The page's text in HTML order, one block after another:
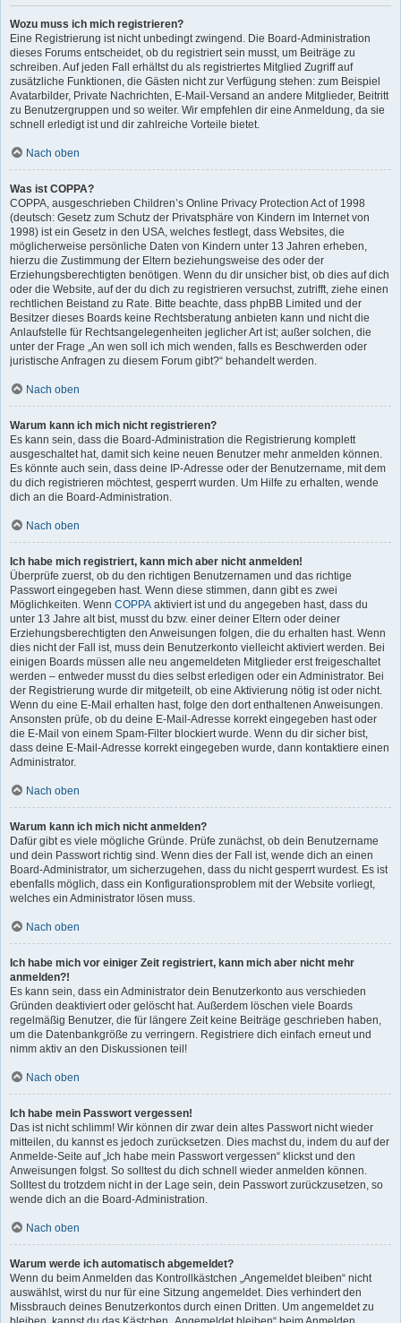
Wozu muss ich mich registrieren?
Eine Registrierung ist nicht unbedingt zwingend. Die Board-Administration
dieses Forums entscheidet, ob du registriert sein musst, um Beiträge zu
schreiben. Auf jeden Fall erhältst du als registriertes Mitglied Zugriff auf
zusätzliche Funktionen, die Gästen nicht zur Verfügung stehen: zum Beispiel
Avatarbilder, Private Nachrichten, E-Mail-Versand an andere Mitglieder, Beitritt
zu Benutzergruppen und so weiter. Wir empfehlen dir eine Anmeldung, da sie
schnell erledigt ist und dir zahlreiche Vorteile bietet.
Nach oben
Was ist COPPA?
COPPA, ausgeschrieben Children’s Online Privacy Protection Act of 1998
(deutsch: Gesetz zum Schutz der Privatsphäre von Kindern im Internet von
1998) ist ein Gesetz in den USA, welches festlegt, dass Websites, die
möglicherweise persönliche Daten von Kindern unter 13 Jahren erheben,
hierzu die Zustimmung der Eltern beziehungsweise des oder der
Erziehungsberechtigten benötigen. Wenn du dir unsicher bist, ob dies auf dich
oder die Website, auf der du dich zu registrieren versuchst, zutrifft, ziehe einen
rechtlichen Beistand zu Rate. Bitte beachte, dass phpBB Limited und der
Besitzer dieses Boards keine Rechtsberatung anbieten kann und nicht die
Anlaufstelle für Rechtsangelegenheiten jeglicher Art ist; außer solchen, die
unter der Frage „An wen soll ich mich wenden, falls es Beschwerden oder
juristische Anfragen zu diesem Forum gibt?“ behandelt werden.
Nach oben
Warum kann ich mich nicht registrieren?
Es kann sein, dass die Board-Administration die Registrierung komplett
ausgeschaltet hat, damit sich keine neuen Benutzer mehr anmelden können.
Es könnte auch sein, dass deine IP-Adresse oder der Benutzername, mit dem
du dich registrieren möchtest, gesperrt wurden. Um Hilfe zu erhalten, wende
dich an die Board-Administration.
Nach oben
Ich habe mich registriert, kann mich aber nicht anmelden!
Überprüfe zuerst, ob du den richtigen Benutzernamen und das richtige
Passwort eingegeben hast. Wenn diese stimmen, dann gibt es zwei
Möglichkeiten. Wenn COPPA aktiviert ist und du angegeben hast, dass du
unter 13 Jahre alt bist, musst du bzw. einer deiner Eltern oder deiner
Erziehungsberechtigten den Anweisungen folgen, die du erhalten hast. Wenn
dies nicht der Fall ist, muss dein Benutzerkonto vielleicht aktiviert werden. Bei
einigen Boards müssen alle neu angemeldeten Mitglieder erst freigeschaltet
werden – entweder musst du dies selbst erledigen oder ein Administrator. Bei
der Registrierung wurde dir mitgeteilt, ob eine Aktivierung nötig ist oder nicht.
Wenn du eine E-Mail erhalten hast, folge den dort enthaltenen Anweisungen.
Ansonsten prüfe, ob du deine E-Mail-Adresse korrekt eingegeben hast oder
die E-Mail von einem Spam-Filter blockiert wurde. Wenn du dir sicher bist,
dass deine E-Mail-Adresse korrekt eingegeben wurde, dann kontaktiere einen
Administrator.
Nach oben
Warum kann ich mich nicht anmelden?
Dafür gibt es viele mögliche Gründe. Prüfe zunächst, ob dein Benutzername
und dein Passwort richtig sind. Wenn dies der Fall ist, wende dich an einen
Board-Administrator, um sicherzugehen, dass du nicht gesperrt wurdest. Es ist
ebenfalls möglich, dass ein Konfigurationsproblem mit der Website vorliegt,
welches ein Administrator lösen muss.
Nach oben
Ich habe mich vor einiger Zeit registriert, kann mich aber nicht mehr
anmelden?!
Es kann sein, dass ein Administrator dein Benutzerkonto aus verschieden
Gründen deaktiviert oder gelöscht hat. Außerdem löschen viele Boards
regelmäßig Benutzer, die für längere Zeit keine Beiträge geschrieben haben,
um die Datenbankgröße zu verringern. Registriere dich einfach erneut und
nimm aktiv an den Diskussionen teil!
Nach oben
Ich habe mein Passwort vergessen!
Das ist nicht schlimm! Wir können dir zwar dein altes Passwort nicht wieder
mitteilen, du kannst es jedoch zurücksetzen. Dies machst du, indem du auf der
Anmelde-Seite auf „Ich habe mein Passwort vergessen“ klickst und den
Anweisungen folgst. So solltest du dich schnell wieder anmelden können.
Solltest du trotzdem nicht in der Lage sein, dein Passwort zurückzusetzen, so
wende dich an die Board-Administration.
Nach oben
Warum werde ich automatisch abgemeldet?
Wenn du beim Anmelden das Kontrollkästchen „Angemeldet bleiben“ nicht
auswählst, wirst du nur für eine Sitzung angemeldet. Dies verhindert den
Missbrauch deines Benutzerkontos durch einen Dritten. Um angemeldet zu